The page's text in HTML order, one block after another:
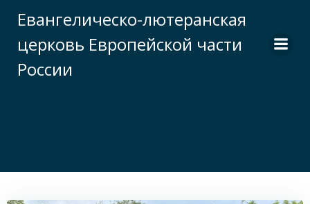
к
содержимому
Евангелическо-лютеранская
церковь Европейской части
России